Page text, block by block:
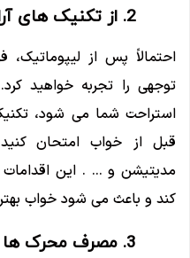
2. از تکنیک های آرامش بخش استفاده کنید
احتمالاً پس از
توجهی را تجربه خواهید
استراحت شما می شود،
قبل از خواب امتحان
مدیتیشن و … . این
کند و باعث می شود خواب
3. مصرف محرک ها را قطع کنید